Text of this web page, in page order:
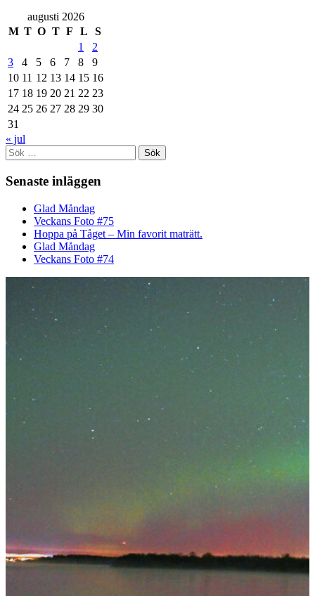
augusti 2026
M T O T F L
S
1
2
3
4 5 6 7 8
9
10 11 12 13 14 15 16
17 18 19 20 21 22 23
24 25 26 27 28 29 30
31
« jul
Sök
efter:
Senaste inläggen
Glad Måndag
Veckans Foto #75
Hoppa på Tåget – Min favorit maträtt.
Glad Måndag
Veckans Foto #74